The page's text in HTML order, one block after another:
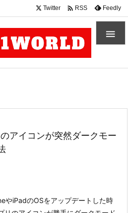

Twitter  RSS Feedly
アイコンが突然ダークモー
やiPadのOSをアップデートした時